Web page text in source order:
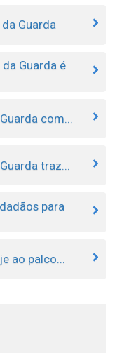
Guarda
Guarda é
com...
traz...
para
ao palco...